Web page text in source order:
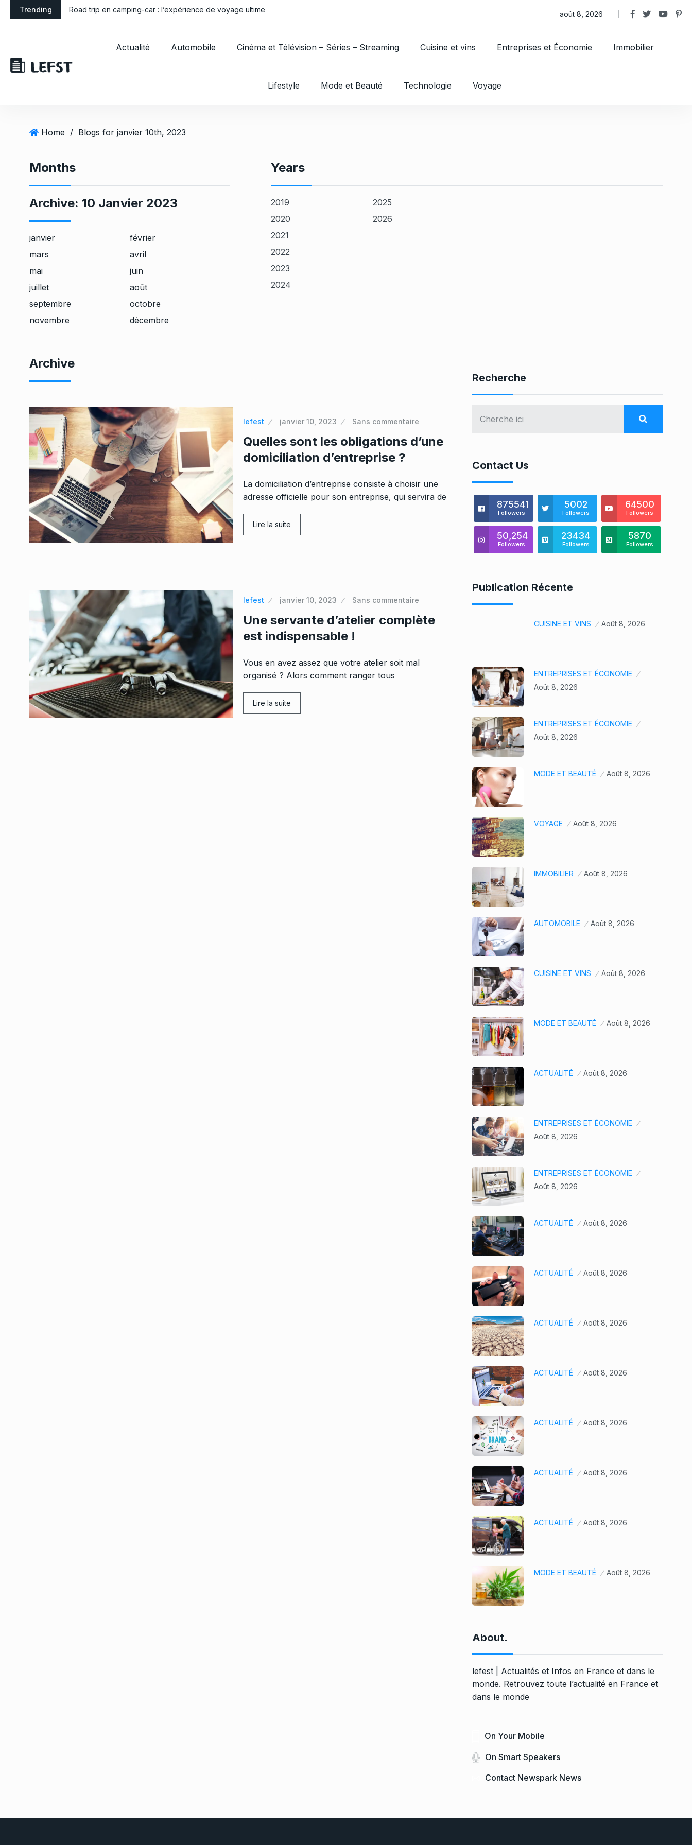
i
Trending
des vices Road trip en camping-car : l’expérience de voyage ultime août 8, 2026
Actualité Automobile Cinéma et Télévision – Séries – Streaming Cuisine et vins Entreprises et Économie Immobilier
Lifestyle Mode et Beauté Technologie Voyage
Home / Blogs for janvier 10th, 2023
Months
Archive: 10 Janvier 2023
janvier
février
mars
avril
mai
juin
juillet
août
septembre
octobre
novembre
décembre
Years
2019
2020
2021
2022
2023
2024
2025
2026
Archive
lefest janvier 10, 2023 Sans commentaire
Quelles sont les obligations d’une
domiciliation d’entreprise ?
La domiciliation d’entreprise consiste à choisir une
adresse officielle pour son entreprise, qui servira de
Lire la suite
lefest janvier 10, 2023 Sans commentaire
Une servante d’atelier complète
est indispensable !
Vous en avez assez que votre atelier soit mal
organisé ? Alors comment ranger tous
Lire la suite
Recherche
Contact Us
875541
Followers
5002
Followers
64500
Followers
50,254
Followers
23434
Followers
5870
Followers
Publication Récente
CUISINE ET VINS Août 8, 2026
ENTREPRISES ET ÉCONOMIE
Août 8, 2026
ENTREPRISES ET ÉCONOMIE
Août 8, 2026
MODE ET BEAUTÉ Août 8, 2026
VOYAGE Août 8, 2026
IMMOBILIER Août 8, 2026
AUTOMOBILE Août 8, 2026
CUISINE ET VINS Août 8, 2026
MODE ET BEAUTÉ Août 8, 2026
ACTUALITÉ Août 8, 2026
ENTREPRISES ET ÉCONOMIE
Août 8, 2026
ENTREPRISES ET ÉCONOMIE
Août 8, 2026
ACTUALITÉ Août 8, 2026
ACTUALITÉ Août 8, 2026
ACTUALITÉ Août 8, 2026
ACTUALITÉ Août 8, 2026
ACTUALITÉ Août 8, 2026
ACTUALITÉ Août 8, 2026
ACTUALITÉ Août 8, 2026
MODE ET BEAUTÉ Août 8, 2026
About.
lefest | Actualités et Infos en France et dans le
monde. Retrouvez toute l’actualité en France et
dans le monde
On Your Mobile
On Smart Speakers
Contact Newspark News